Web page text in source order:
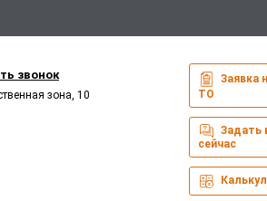
звонок
зона, 10
Заявка
ТО
Задать
сейчас